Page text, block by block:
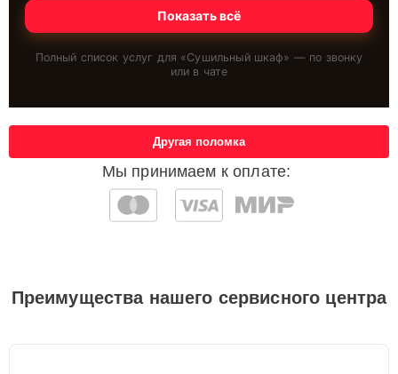
Показать всё
Полный список услуг для «Сушильный шкаф» — по звонку
или в чате
Мы принимаем к оплате:
Другая поломка
Преимущества нашего сервисного центра